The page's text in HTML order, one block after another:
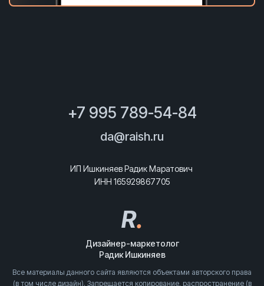
+7 995 789-54-84
da@raish.ru
ИП Ишкиняев Радик Маратович
ИНН 165929867705
R.
Дизайнер-маркетолог
Радик Ишкиняев
Все материалы данного сайта являются объектами авторского права
(в том числе дизайн). Запрещается копирование, распространение (в